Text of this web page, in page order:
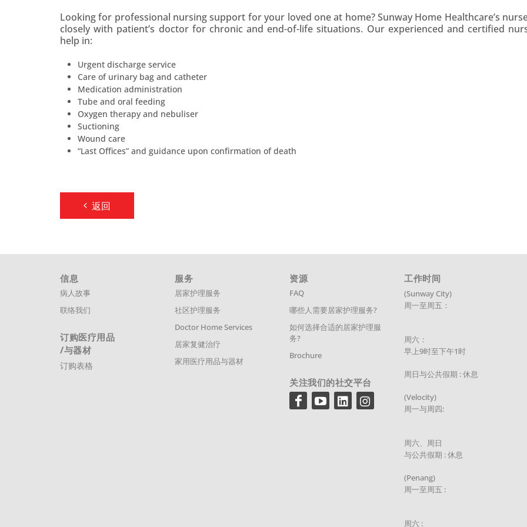
Looking for professional nursing support for your loved one at home? Sunway Home Healthcare’s
closely with patient’s doctor for chronic and end-of-life situations. Our experienced and certified
help in:
Urgent discharge service
Care of urinary bag and catheter
Medication administration
Tube and oral feeding
Oxygen therapy and nebuliser
Suctioning
Wound care
“Last Offices” and guidance upon confirmation of death
返回
信息
病人故事
联络我们
订购医疗用品
/与器材
订购表格
服务
居家护理服务
社区护理服务
Doctor Home Services
居家复健治疗
家用医疗用品与器材
资源
FAQ
哪些人需要居家护理服务?
如何选择合适的居家护理服
务?
Brochure
关注我们的社交平台
工作时间
(Sunway City)
周一至周五：
周六：
早上9时至下午1时
周日与公共假期 : 休息
(Velocity)
周一与周四:
周六、周日
与公共假期 : 休息
(Penang)
周一至周五 :
周六 :